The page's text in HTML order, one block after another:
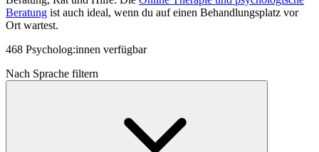
Beratung ist auch ideal, wenn du auf einen Behandlungsplatz vor
Ort wartest.
468 Psycholog:innen verfügbar
Nach Sprache filtern